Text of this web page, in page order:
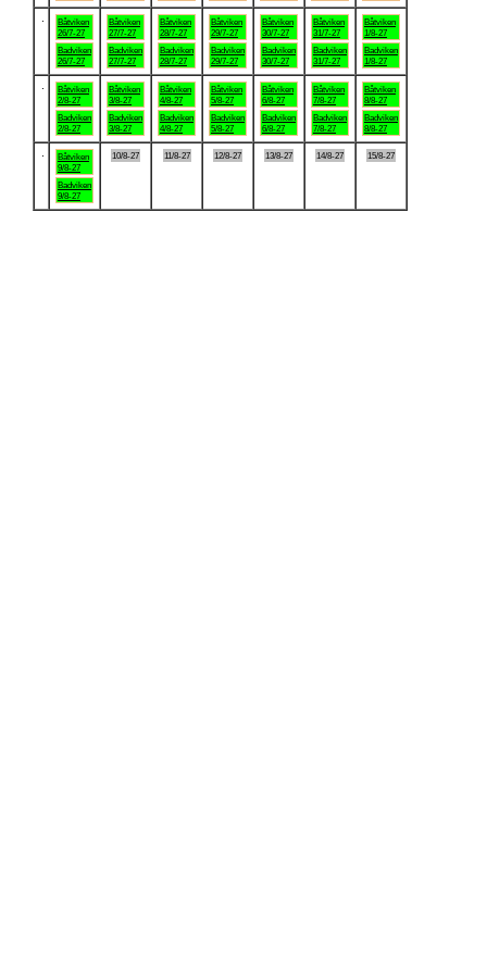
Båtviken
26/7-27
Badviken
26/7-27
Båtviken
27/7-27
Badviken
27/7-27
Båtviken
28/7-27
Badviken
28/7-27
Båtviken
29/7-27
Badviken
29/7-27
Båtviken
30/7-27
Badviken
30/7-27
Båtviken
31/7-27
Badviken
31/7-27
Båtviken
1/8-27
Badviken
1/8-27
Båtviken
2/8-27
Badviken
2/8-27
Båtviken
3/8-27
Badviken
3/8-27
Båtviken
4/8-27
Badviken
4/8-27
Båtviken
5/8-27
Badviken
5/8-27
Båtviken
6/8-27
Badviken
6/8-27
Båtviken
7/8-27
Badviken
7/8-27
Båtviken
8/8-27
Badviken
8/8-27
Båtviken
9/8-27
Badviken
9/8-27
10/8-27 11/8-27 12/8-27 13/8-27 14/8-27 15/8-27